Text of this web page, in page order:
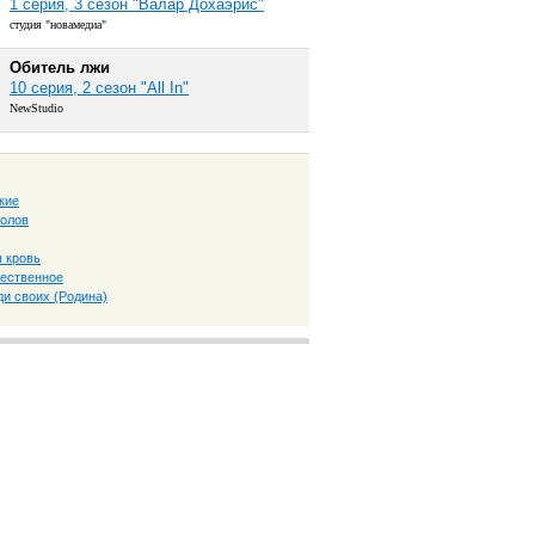
1 серия, 3 сезон "Валар Дохаэрис"
студия "новамедиа"
Обитель лжи
10 серия, 2 сезон "All In"
NewStudio
кровь
своих (Родина)